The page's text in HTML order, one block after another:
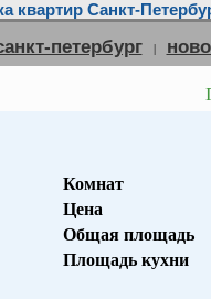
квартир Санкт-
петербург |
Комнат
Цена
Общая площадь
Площадь кухни